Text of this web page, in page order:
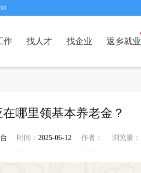
作 找人才 找企业 返乡就业
哪里领基本养老金？
时间： 2025-06-12 作者： 浏览量：